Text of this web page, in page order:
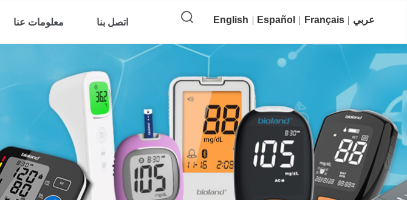
معلومات عنا اتصل بنا English Español Français عربي